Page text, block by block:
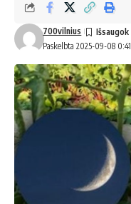
Paskelbta 2025-09-08 0:41
700vilnius